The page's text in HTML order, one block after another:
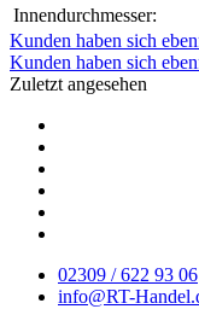
Innendurchmesser:
Kunden haben sich
Kunden haben sich
Zuletzt angesehen
02309 / 622 93 06
info@RT-